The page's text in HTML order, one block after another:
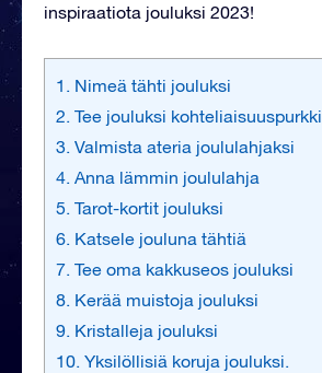
inspiraatiota jouluksi 2023!
1. Nimeä tähti jouluksi
2. Tee jouluksi kohteliaisuuspurkki
3. Valmista ateria joululahjaksi
4. Anna lämmin joululahja
5. Tarot-kortit jouluksi
6. Katsele jouluna tähtiä
7. Tee oma kakkuseos jouluksi
8. Kerää muistoja jouluksi
9. Kristalleja jouluksi
10. Yksilöllisiä koruja jouluksi.